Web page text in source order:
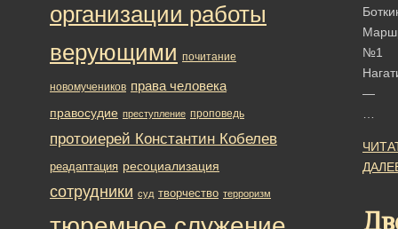
№1
—
организации работы
верующими почитание
новомучеников права человека
правосудие преступление проповедь
протоиерей Константин Кобелев
реадаптация ресоциализация
сотрудники суд творчество терроризм